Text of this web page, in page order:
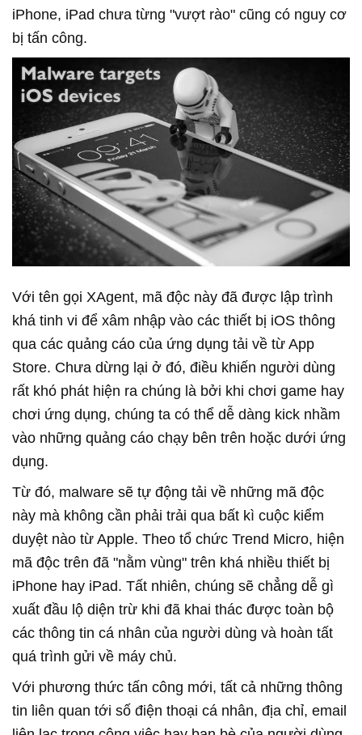
iPhone, iPad chưa từng "vượt rào" cũng có nguy cơ
bị tấn công.​
Với tên gọi XAgent, mã độc này đã được lập trình
khá tinh vi để xâm nhập vào các thiết bị iOS thông
qua các quảng cáo của ứng dụng tải về từ App
Store. Chưa dừng lại ở đó, điều khiến người dùng
rất khó phát hiện ra chúng là bởi khi chơi game hay
chơi ứng dụng, chúng ta có thể dễ dàng kick nhầm
vào những quảng cáo chạy bên trên hoặc dưới ứng
dụng.
Từ đó, malware sẽ tự động tải về những mã độc
này mà không cần phải trải qua bất kì cuộc kiểm
duyệt nào từ Apple. Theo tổ chức Trend Micro, hiện
mã độc trên đã "nằm vùng" trên khá nhiều thiết bị
iPhone hay iPad. Tất nhiên, chúng sẽ chẳng dễ gì
xuất đầu lộ diện trừ khi đã khai thác được toàn bộ
các thông tin cá nhân của người dùng và hoàn tất
quá trình gửi về máy chủ.
Với phương thức tấn công mới, tất cả những thông
tin liên quan tới số điện thoại cá nhân, địa chỉ, email